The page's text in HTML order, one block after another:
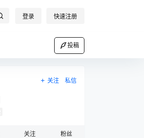
登录 快速注册
投稿
关注 私信
关注 粉丝